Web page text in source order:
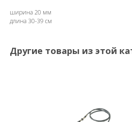
ширина 20 мм
длина 30-39 см
Другие товары из этой